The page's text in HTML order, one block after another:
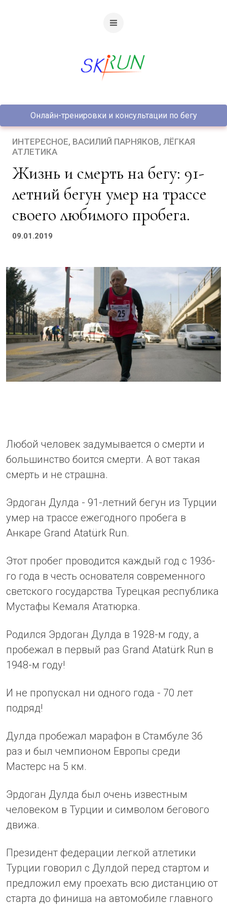
Онлайн-тренировки и консультации по бегу
ИНТЕРЕСНОЕ ВАСИЛИЙ ПАРНЯКОВ ЛЁГКАЯ
АТЛЕТИКА
Жизнь и смерть на бегу: 91-
летний бегун умер на трассе
своего любимого пробега.
09.01.2019
Любой человек задумывается о смерти и
большинство боится смерти. А вот такая
смерть и не страшна.
Эрдоган Дулда - 91-летний бегун из Турции
умер на трассе ежегодного пробега в
Анкаре Grand Atatürk Run.
Этот пробег проводится каждый год с 1936-
го года в честь основателя современного
светского государства Турецкая республика
Мустафы Кемаля Ататюрка.
Родился Эрдоган Дулда в 1928-м году, а
пробежал в первый раз Grand Atatürk Run в
1948-м году!
И не пропускал ни одного года - 70 лет
подряд!
Дулда пробежал марафон в Стамбуле 36
раз и был чемпионом Европы среди
Мастерс на 5 км.
Эрдоган Дулда был очень известным
человеком в Турции и символом бегового
движа.
Президент федерации легкой атлетики
Турции говорил с Дулдой перед стартом и
предложил ему проехать всю дистанцию от
старта до финиша на автомобиле главного